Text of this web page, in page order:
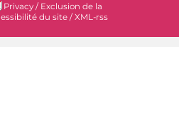
Privacy / Exclusion de la
du site / XML-rss